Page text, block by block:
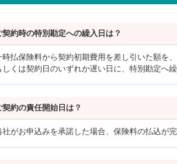
契約時の特別勘定への繰入日は？
時払保険料から契約初期費用を差し引いた額を
しくは契約日のいずれか遅い日に、特別勘定へ繰
契約の責任開始日は？
社がお申込みを承諾した場合、保険料の払込が